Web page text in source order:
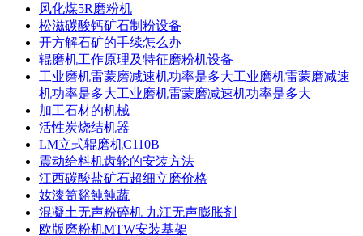
风化煤5R磨粉机
松滋碳酸钙矿石制粉设备
开方解石矿的手续怎么办
辊磨机工作原理及特征磨粉机设备
工业磨机雷蒙磨减速机功率是多大工业磨机雷蒙磨减速
机功率是多大工业磨机雷蒙磨减速机功率是多大
加工石材的机械
活性炭烧结机器
LM立式辊磨机C110B
震动给料机齿轮的安装方法
江西碳酸盐矿石超细立磨价格
奻漆笥谿飩飩蔬
混凝土无声粉碎机 九江无声膨胀剂
欧版磨粉机MTW安装基架